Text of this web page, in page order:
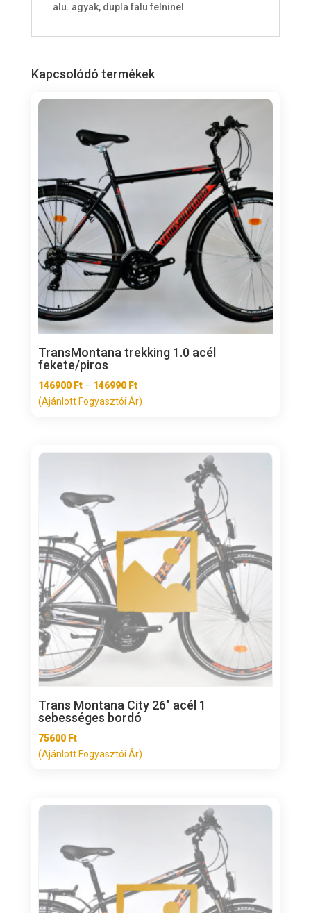
t
alu. agyak, dupla falu felninel
Kapcsolódó termékek
TransMontana trekking 1.0 acél
fekete/piros
146900 Ft – 146990 FtÁrtartomány:
146900 Ft
(Ajánlott Fogyasztói Ár)
Trans Montana City 26″ acél 1
sebességes bordó
75600 Ft
(Ajánlott Fogyasztói Ár)